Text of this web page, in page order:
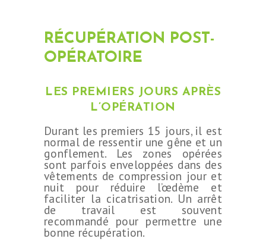
RÉCUPÉRATION POST-
OPÉRATOIRE
LES PREMIERS JOURS APRÈS
L’OPÉRATION
Durant les premiers 15 jours, il est
normal de ressentir une gêne et un
gonflement. Les zones opérées
sont parfois enveloppées dans des
vêtements de compression jour et
nuit pour réduire l’œdème et
faciliter la cicatrisation. Un arrêt
de travail est souvent
recommandé pour permettre une
bonne récupération.